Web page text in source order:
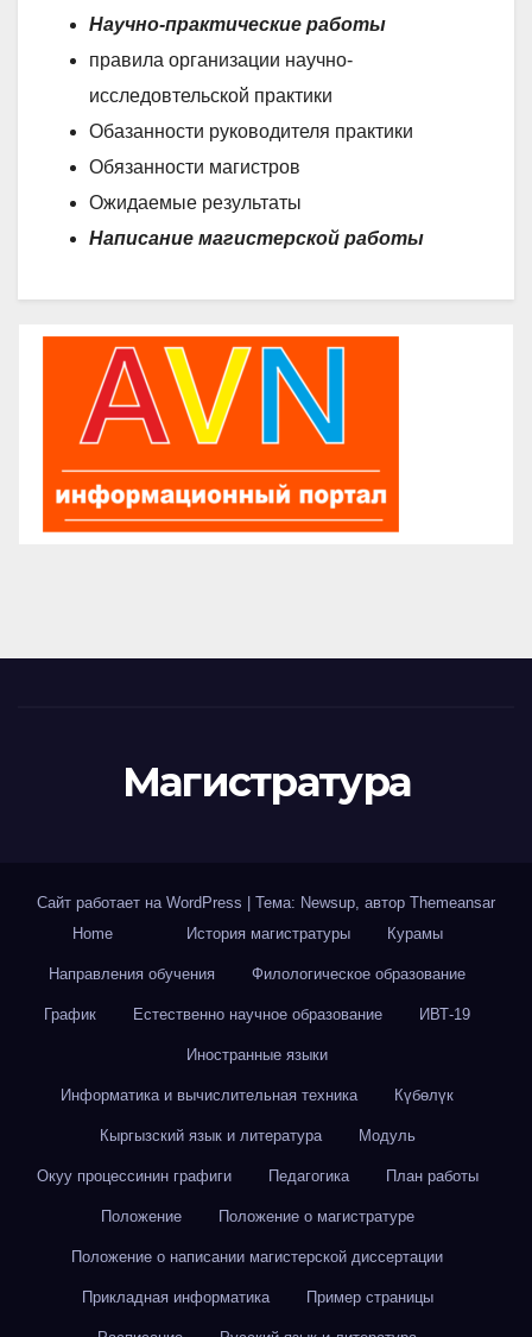
Научно-практические работы
правила организации научно-
исследовтельской практики
Обазанности руководителя практики
Обязанности магистров
Ожидаемые результаты
Написание магистерской работы
Магистратура
Сайт работает на WordPress Тема: Newsup, автор Themeansar
Home
История магистратуры Курамы
Направления обучения Филологическое образование
График Естественно научное образование ИВТ-19
Иностранные языки
Информатика и вычислительная техника Күбөлүк
Кыргызский язык и литература Модуль
Окуу процессинин графиги Педагогика План работы
Положение Положение о магистратуре
Положение о написании магистерской диссертации
Прикладная информатика Пример страницы